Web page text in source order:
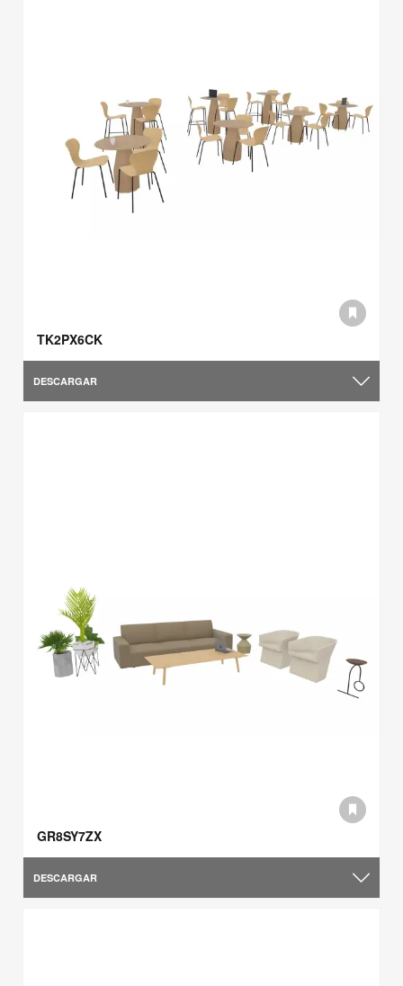
TK2PX6CK
DESCARGAR
GR8SY7ZX
DESCARGAR